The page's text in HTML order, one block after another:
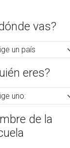
vas?
eres?
de la